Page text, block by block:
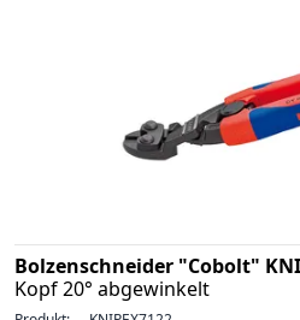
Bolzenschneider "Cobolt"
Kopf 20° abgewinkelt